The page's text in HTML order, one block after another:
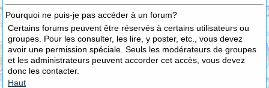
Pourquoi ne puis-je pas accéder à un forum?
Certains forums peuvent être réservés à certains utilisateurs ou
groupes. Pour les consulter, les lire, y poster, etc., vous devez
avoir une permission spéciale. Seuls les modérateurs de groupes
et les administrateurs peuvent accorder cet accès, vous devez
donc les contacter.
Haut